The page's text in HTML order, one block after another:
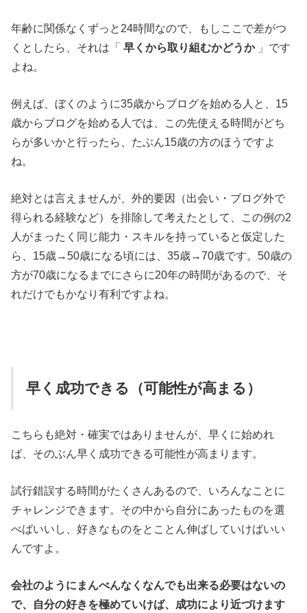
年齢に関係なくずっと24時間なので、もしここで差がつ
くとしたら、それは「早くから取り組むかどうか」です
よね。
例えば、ぼくのように35歳からブログを始める人と、15
歳からブログを始める人では、この先使える時間がどち
らが多いかと行ったら、たぶん15歳の方のほうですよ
ね。
絶対とは言えませんが、外的要因（出会い・ブログ外で
得られる経験など）を排除して考えたとして、この例の2
人がまったく同じ能力・スキルを持っていると仮定した
ら、15歳→50歳になる頃には、35歳→70歳です。50歳の
方が70歳になるまでにさらに20年の時間があるので、そ
れだけでもかなり有利ですよね。
早く成功できる（可能性が高まる）
こちらも絶対・確実ではありませんが、早くに始めれ
ば、そのぶん早く成功できる可能性が高まります。
試行錯誤する時間がたくさんあるので、いろんなことに
チャレンジできます。その中から自分にあったものを選
べばいいし、好きなものをとことん伸ばしていけばいい
んですよ。
会社のようにまんべんなくなんでも出来る必要はないの
で、自分の好きを極めていけば、成功により近づけます